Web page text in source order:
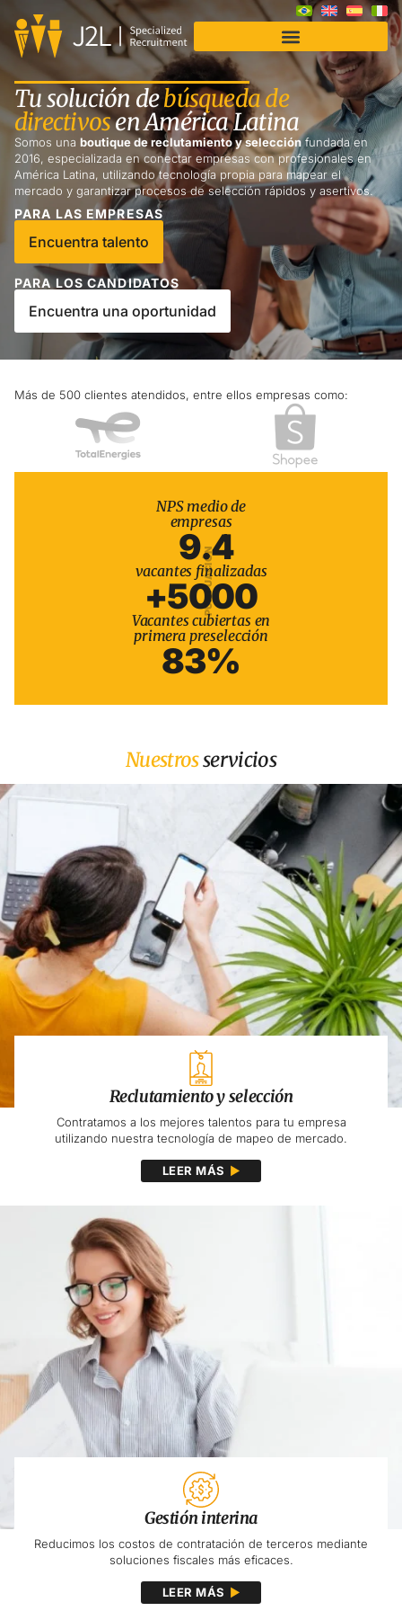
Tu solución debúsqueda de
directivosen América Latina
Somos una boutique de reclutamiento y selecciónfundada en
2016, especializada en conectar empresas con profesionales en
América Latina, utilizando tecnología propia para mapear el
mercado y garantizar procesos de selección rápidos y asertivos.
PARA LAS EMPRESAS
Encuentra talento
PARA LOS CANDIDATOS
Encuentra una oportunidad
Más de 500 clientes atendidos, entre ellos empresas como:
NPS medio de
empresas
PUNTUACIÓN
9.4
vacantes finalizadas
+5000
Vacantes cubiertas en
primera preselección
83%
Nuestrosservicios
Reclutamiento y selección
Contratamos a los mejores talentos para tu empresa
utilizando nuestra tecnología de mapeo de mercado.
LEER MÁS
Gestión interina
Reducimos los costos de contratación de terceros mediante
soluciones fiscales más eficaces.
LEER MÁS